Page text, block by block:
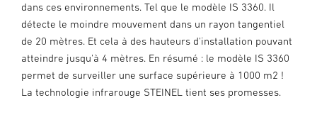
dans ces environnements. Tel que le modèle IS 3360. Il
détecte le moindre mouvement dans un rayon tangentiel
de 20 mètres. Et cela à des hauteurs d'installation pouvant
atteindre jusqu'à 4 mètres. En résumé : le modèle IS 3360
permet de surveiller une surface supérieure à 1000 m2 !
La technologie infrarouge STEINEL tient ses promesses.